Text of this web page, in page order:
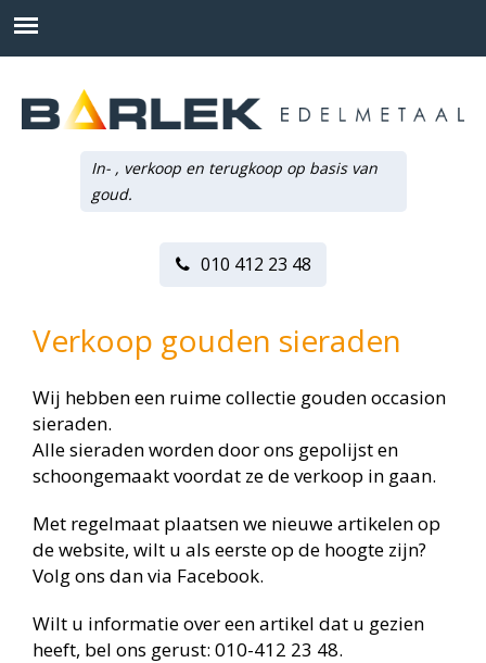
In- , verkoop en terugkoop op basis van
goud.
010 412 23 48
Verkoop gouden sieraden
Wij hebben een ruime collectie gouden occasion
sieraden.
Alle sieraden worden door ons gepolijst en
schoongemaakt voordat ze de verkoop in gaan.
Met regelmaat plaatsen we nieuwe artikelen op
de website, wilt u als eerste op de hoogte zijn?
Volg ons dan via Facebook.
Wilt u informatie over een artikel dat u gezien
heeft, bel ons gerust: 010-412 23 48.